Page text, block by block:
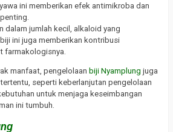
ini memberikan efek antimikroba dan
dalam jumlah kecil, alkaloid yang
ini juga memberikan kontribusi
manfaat, pengelolaan biji Nyamplung juga
seperti keberlanjutan pengelolaan
untuk menjaga keseimbangan
ini tumbuh.